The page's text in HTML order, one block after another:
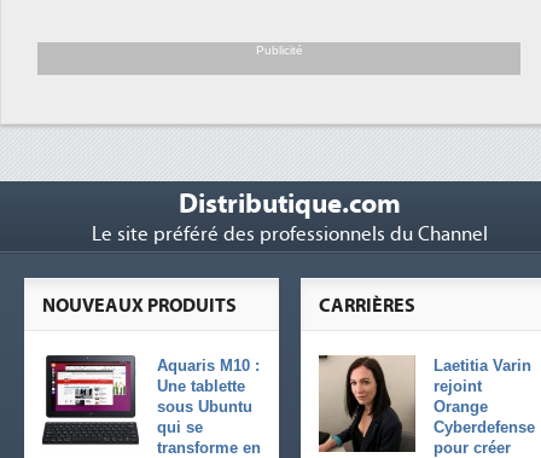
soutient les...
Publicité
Distributique.com
Le site préféré des professionnels du Channel
CARRIÈRES
Laetitia Varin
rejoint
Orange
Cyberdefense
pour créer
NOUVEAUX PRODUITS
Aquaris M10 :
Une tablette
sous Ubuntu
qui se
transforme en